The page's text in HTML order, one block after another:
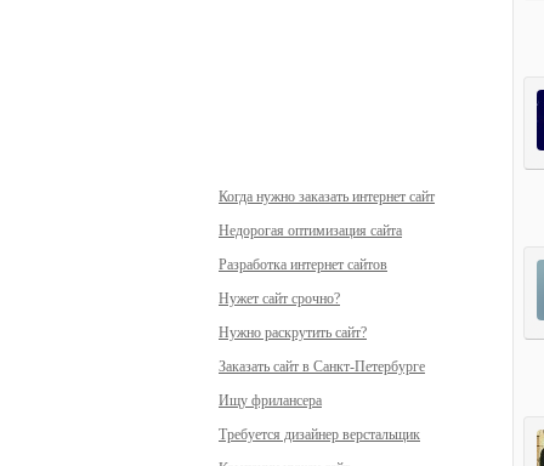
Когда нужно заказать интернет сайт
Недорогая оптимизация сайта
Разработка интернет сайтов
Нужет сайт срочно?
Нужно раскрутить сайт?
Заказать сайт в Санкт-Петербурге
Ищу фрилансера
Требуется дизайнер верстальщик